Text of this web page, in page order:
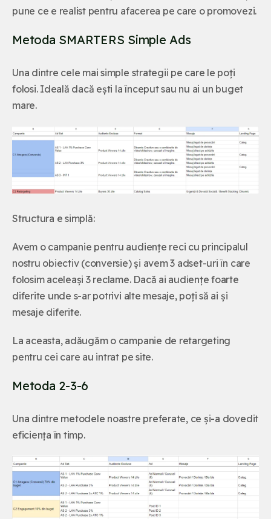
pune ce e realist pentru afacerea pe care o promovezi.
Metoda SMARTERS Simple Ads
Una dintre cele mai simple strategii pe care le poți
folosi. Ideală dacă ești la început sau nu ai un buget
mare.
Structura e simplă:
Avem o campanie pentru audiențe reci cu principalul
nostru obiectiv (conversie) și avem 3 adset-uri în care
folosim aceleași 3 reclame. Dacă ai audiențe foarte
diferite unde s-ar potrivi alte mesaje, poți să ai și
mesaje diferite.
La aceasta, adăugăm o campanie de retargeting
pentru cei care au intrat pe site.
Metoda 2-3-6
Una dintre metodele noastre preferate, ce și-a dovedit
eficiența în timp.